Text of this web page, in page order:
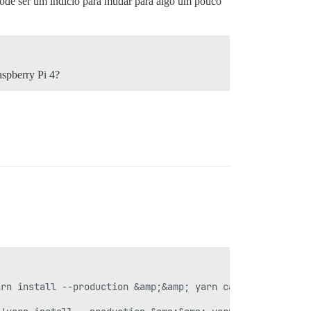
Pi 4?
install --production &amp;&amp; yarn cache